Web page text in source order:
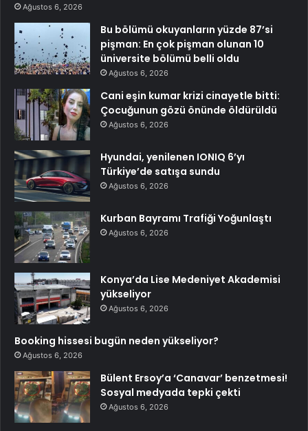
Ağustos 6, 2026
Bu bölümü okuyanların yüzde 87’si
pişman: En çok pişman olunan 10
üniversite bölümü belli oldu
Ağustos 6, 2026
Cani eşin kumar krizi cinayetle bitti:
Çocuğunun gözü önünde öldürüldü
Ağustos 6, 2026
Hyundai, yenilenen IONIQ 6’yı
Türkiye’de satışa sundu
Ağustos 6, 2026
Kurban Bayramı Trafiği Yoğunlaştı
Ağustos 6, 2026
Konya’da Lise Medeniyet Akademisi
yükseliyor
Ağustos 6, 2026
Booking hissesi bugün neden yükseliyor?
Ağustos 6, 2026
Bülent Ersoy’a ‘Canavar’ benzetmesi!
Sosyal medyada tepki çekti
Ağustos 6, 2026